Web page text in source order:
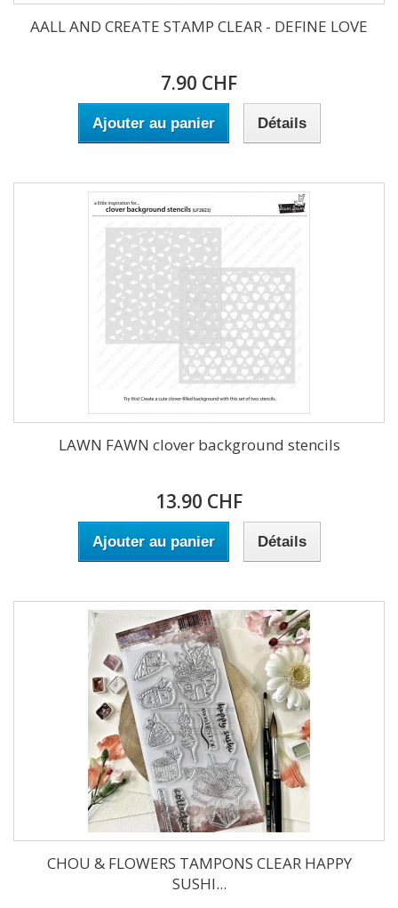
AALL AND CREATE STAMP CLEAR - DEFINE LOVE
7.90 CHF
Ajouter au panier Détails
LAWN FAWN clover background stencils
13.90 CHF
Ajouter au panier Détails
CHOU & FLOWERS TAMPONS CLEAR HAPPY
SUSHI...